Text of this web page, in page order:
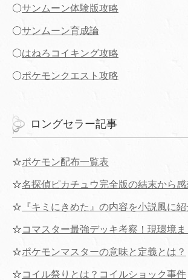
〇サンムーン体験版攻略
〇サンムーン育成論
〇はねろコイキング攻略
〇ポケモンクエスト攻略
ロングセラー記事
☆ポケモン配布一覧表
☆名探偵ピカチュウ完全版の結末から
☆ 『キミにきめた』の内容を小説風に紹
☆コマスター最強デッキ考察！現環境ま
☆ポケモンマスターの意味と定義とは？
☆コイル祭りとは？コイルショック事件